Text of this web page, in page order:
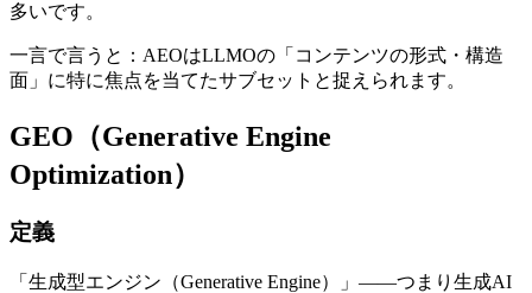
多いです。
一言で言うと：AEOはLLMOの「コンテンツの形式・構造
面」に特に焦点を当てたサブセットと捉えられます。
GEO（Generative Engine
Optimization）
定義
「生成型エンジン（Generative Engine）」——つまり生成AI